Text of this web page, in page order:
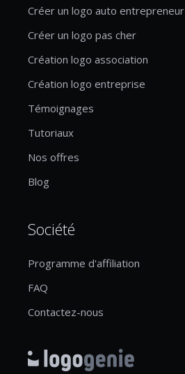
Créer un logo auto entrepreneur
Créer un logo pas cher
Création logo association
Création logo entreprise
Témoignages
Tutoriaux
Nos offres
Blog
Société
Programme d'affiliation
FAQ
Contactez-nous